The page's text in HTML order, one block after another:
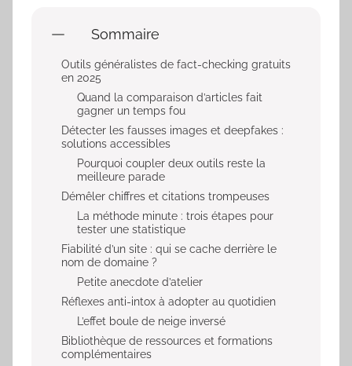
Sommaire
Outils généralistes de fact-checking gratuits
en 2025
Quand la comparaison d’articles fait
gagner un temps fou
Détecter les fausses images et deepfakes :
solutions accessibles
Pourquoi coupler deux outils reste la
meilleure parade
Démêler chiffres et citations trompeuses
La méthode minute : trois étapes pour
tester une statistique
Fiabilité d’un site : qui se cache derrière le
nom de domaine ?
Petite anecdote d’atelier
Réflexes anti-intox à adopter au quotidien
L’effet boule de neige inversé
Bibliothèque de ressources et formations
complémentaires